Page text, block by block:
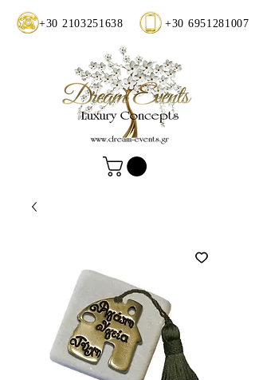
+30 2103251638 +30 6951281007